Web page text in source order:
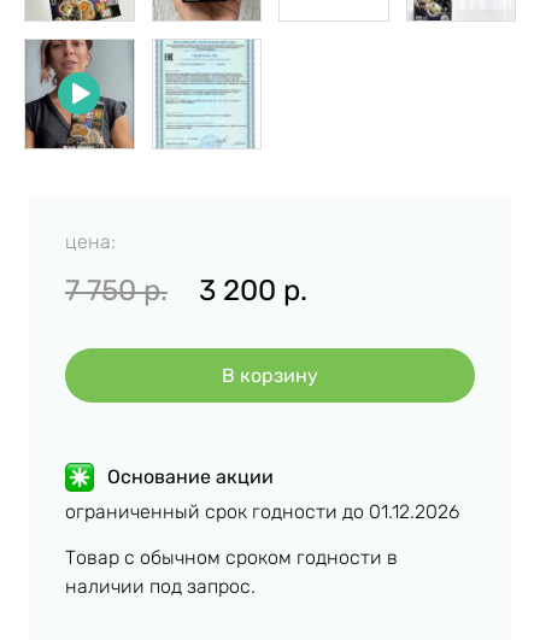
цена:
7 750р. 3 200 р.
В корзину
Основание акции
ограниченный срок годности до 01.12.2026
Товар с обычном сроком годности в
наличии под запрос.